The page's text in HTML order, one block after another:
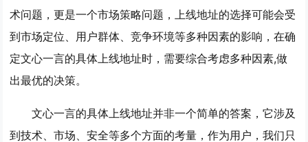
术问题，更是一个市场策略问题，上线地址的选择可能会受
到市场定位、用户群体、竞争环境等多种因素的影响，在确
定文心一言的具体上线地址时，需要综合考虑多种因素,做
出最优的决策。
文心一言的具体上线地址并非一个简单的答案，它涉及
到技术、市场、安全等多个方面的考量，作为用户，我们只